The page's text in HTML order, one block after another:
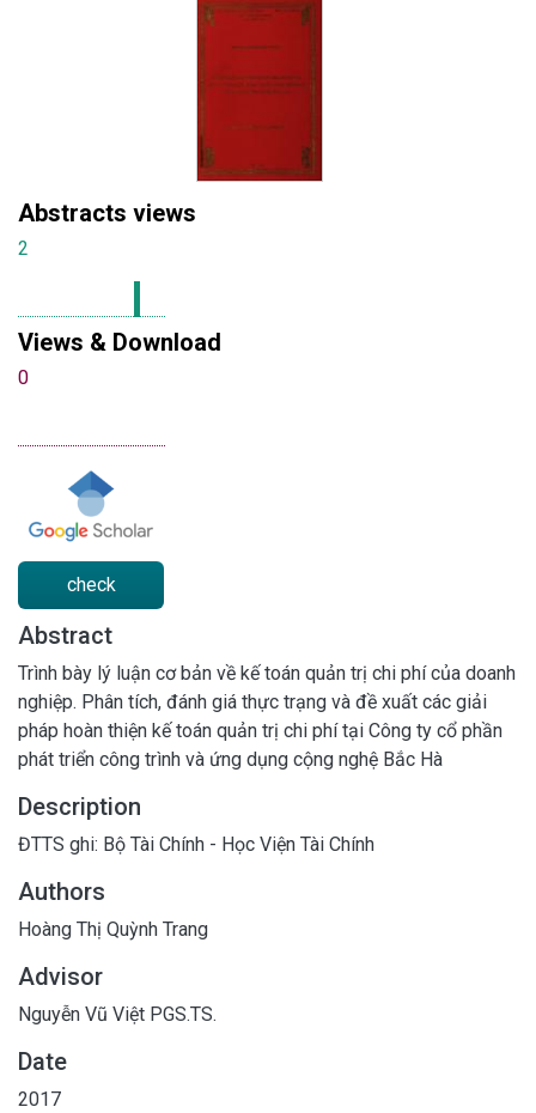
Abstracts views
2
Views & Download
0
check
Abstract
Trình bày lý luận cơ bản về kế toán quản trị chi phí của doanh
nghiệp. Phân tích, đánh giá thực trạng và đề xuất các giải
pháp hoàn thiện kế toán quản trị chi phí tại Công ty cổ phần
phát triển công trình và ứng dụng cộng nghệ Bắc Hà
Description
ĐTTS ghi: Bộ Tài Chính - Học Viện Tài Chính
Authors
Hoàng Thị Quỳnh Trang
Advisor
Nguyễn Vũ Việt PGS.TS.
Date
2017